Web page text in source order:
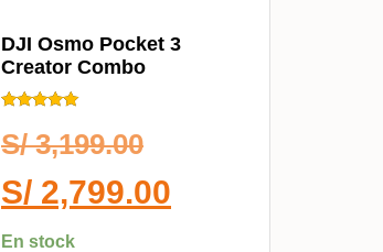
DJI Osmo Pocket 3
Creator Combo
5.00
de 5
S/3,199.00
S/ 2,799.00
En stock